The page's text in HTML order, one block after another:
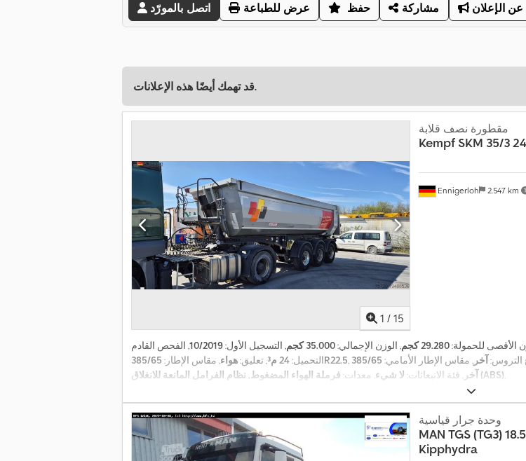
اتصل بالمورّد عرض للطباعة حفظ مشاركة عن الإعلان
قد تهمك أيضًا هذه الإعلانات.
1 / 15
Ennigerloh 2.547 km
مقطورة نصف قلابة
Kempf SKM 35/3
الأقصى للحمولة:29.280 كجم , الوزن الإجمالي:35.000 كجم , التسجيل الأول:10/2019
التحميل:24 م³ , تعليق:هواء, مقاس الإطار: 385/65R22.5 التروس:آخر , مقاس الإطار الأمامي:
آخر , فئة الانبعاثات: لا شيء, معدات: فرملة الهواء المضغوط, نظام الفرامل المانعة للانغلاق (ABS),
وحدة جرار قياسية
MAN TGS (TG3)
Kipphydra